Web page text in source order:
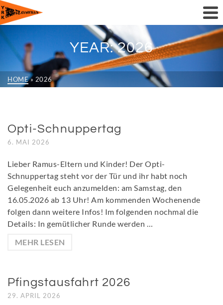
YEAR: 2026
HOME » 2026
Opti-Schnuppertag
6. MAI 2026
Lieber Ramus-Eltern und Kinder! Der Opti-
Schnuppertag steht vor der Tür und ihr habt noch
Gelegenheit euch anzumelden: am Samstag, den
16.05.2026 ab 13 Uhr! Am kommenden Wochenende
folgen dann weitere Infos! Im folgenden nochmal die
Details: In gemütlicher Runde werden …
MEHR LESEN
Pfingstausfahrt 2026
29. APRIL 2026